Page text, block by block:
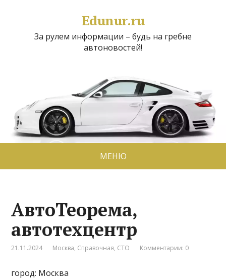
Edunur.ru
За рулем информации – будь на гребне
автоновостей!
МЕНЮ
АвтоТеорема,
автотехцентр
21.11.2024 Москва, Справочная, СТО Комментарии: 0
город: Москва